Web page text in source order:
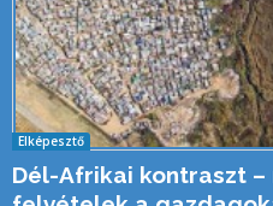
Elképesztő
Dél-Afrikai kontraszt